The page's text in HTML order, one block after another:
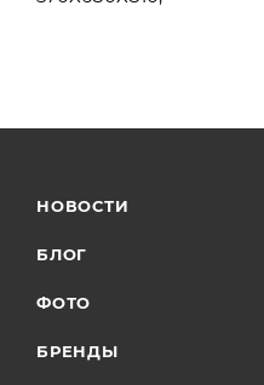
НОВОСТИ
БЛОГ
ФОТО
БРЕНДЫ